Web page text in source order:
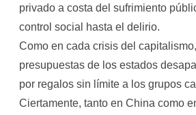
privado a costa del sufrimiento
control social hasta el delirio.
Como en cada crisis del
presupuestas de los estados
por regalos sin límite a los grupos
Ciertamente, tanto en China como